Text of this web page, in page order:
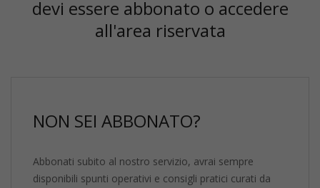
devi essere abbonato o accedere
all'area riservata
NON SEI ABBONATO?
Abbonati subito al nostro servizio, avrai sempre
disponibili spunti operativi e consigli pratici curati da